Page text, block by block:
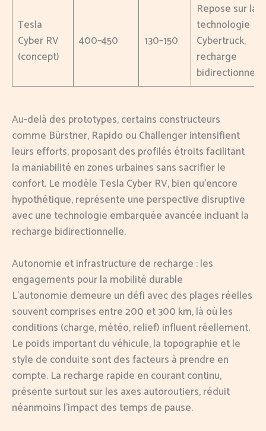
Tesla
Cyber RV
(concept)
400–450 130–150
Repose sur la
technologie
Cybertruck,
recharge
bidirectionnelle
Au-delà des prototypes, certains constructeurs
comme Bürstner, Rapido ou Challenger intensifient
leurs efforts, proposant des profilés étroits facilitant
la maniabilité en zones urbaines sans sacrifier le
confort. Le modèle Tesla Cyber RV, bien qu’encore
hypothétique, représente une perspective disruptive
avec une technologie embarquée avancée incluant la
recharge bidirectionnelle.
Autonomie et infrastructure de recharge : les
engagements pour la mobilité durable
L’autonomie demeure un défi avec des plages réelles
souvent comprises entre 200 et 300 km, là où les
conditions (charge, météo, relief) influent réellement.
Le poids important du véhicule, la topographie et le
style de conduite sont des facteurs à prendre en
compte. La recharge rapide en courant continu,
présente surtout sur les axes autoroutiers, réduit
néanmoins l’impact des temps de pause.